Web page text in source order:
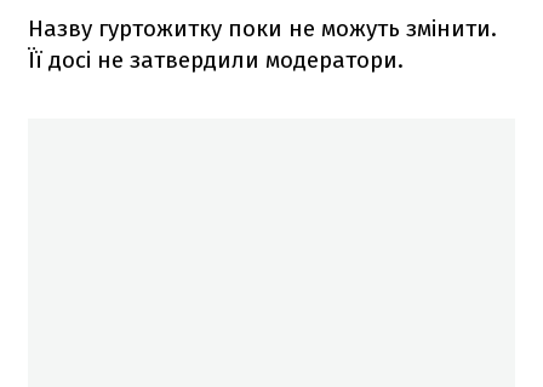
Назву гуртожитку поки не можуть змінити.
Її досі не затвердили модератори.